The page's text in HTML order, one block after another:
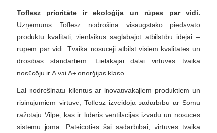
Toflesz prioritāte ir ekoloģija un rūpes par vidi.
Uzņēmums Toflesz nodrošina visaugstāko piedāvāto
produktu kvalitāti, vienlaikus saglabājot atbilstību idejai –
rūpēm par vidi. Tvaika nosūcēji atbilst visiem kvalitātes un
drošības standartiem. Lielākajai daļai virtuves tvaika
nosūcēju ir A vai A+ enerģijas klase.
Lai nodrošinātu klientus ar inovatīvākajiem produktiem un
risinājumiem virtuvē, Toflesz izveidoja sadarbību ar Somu
ražotāju Vilpe, kas ir līderis ventilācijas izvadu un nosūces
sistēmu jomā. Pateicoties šai sadarbībai, virtuves tvaika